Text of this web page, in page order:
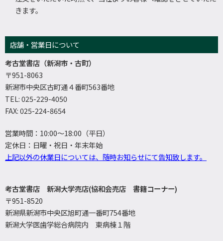
きます。
店舗・営業日について
考古堂書店（新潟市・古町）
〒951-8063
新潟市中央区古町通４番町563番地
TEL: 025-229-4050
FAX: 025-224-8654
営業時間：10:00～18:00（平日）
定休日：日曜・祝日・年末年始
上記以外の休業日については、随時お知らせにて告知致します。
考古堂書店 新潟大学売店(協和会売店 書籍コーナー)
〒951-8520
新潟県新潟市中央区旭町通一番町754番地
新潟大学医歯学総合病院内 東病棟１階